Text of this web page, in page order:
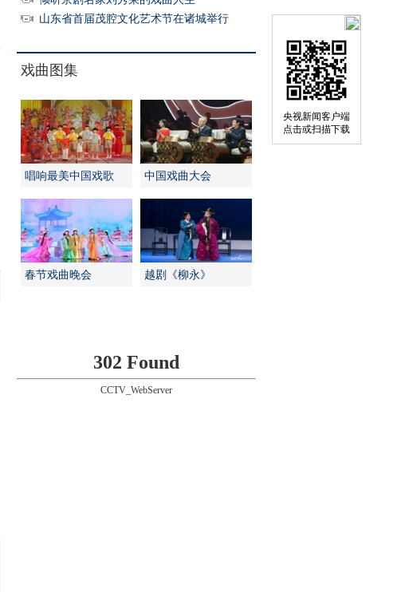
央视新闻客户端
点击或扫描下载
山东省首届茂腔文化艺术节在诸城举行
戏曲图集
唱响最美中国戏歌 中国戏曲大会
春节戏曲晚会 越剧《柳永》
302 Found
CCTV_WebServer